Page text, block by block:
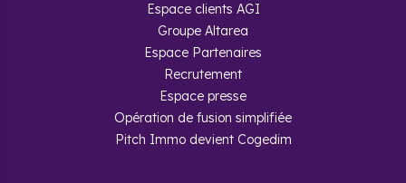
Espace clients AGI
Groupe Altarea
Espace Partenaires
Recrutement
Espace presse
Opération de fusion simplifiée
Pitch Immo devient Cogedim